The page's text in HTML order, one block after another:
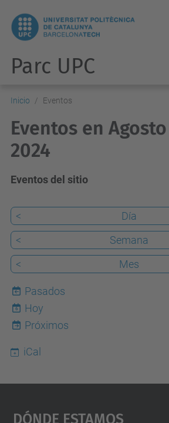
Parc UPC
Inicio Eventos
Eventos en Agosto
2024
Eventos del sitio
< Día
<
Semana
<
Mes
Pasados
6
Hoy
Próximos
iCal
Dónde Estamos